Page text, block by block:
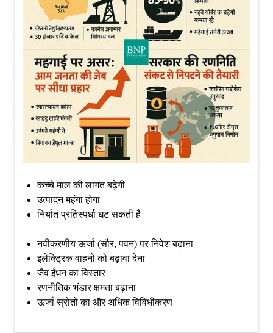
कच्चे माल की लागत बढ़ेगी
उत्पादन महंगा होगा
निर्यात प्रतिस्पर्धा घट सकती है
नवीकरणीय ऊर्जा (सौर, पवन) पर निवेश बढ़ाना
इलेक्ट्रिक वाहनों को बढ़ावा देना
जैव ईंधन का विस्तार
रणनीतिक भंडार क्षमता बढ़ाना
ऊर्जा स्रोतों का और अधिक विविधीकरण